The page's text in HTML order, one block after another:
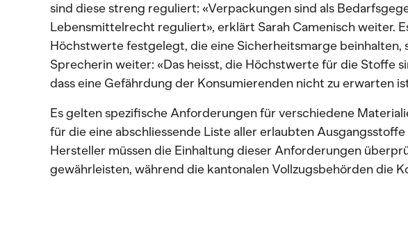
sind diese streng reguliert: «Verpackungen sind als
Lebensmittelrecht reguliert», erklärt Sarah Camenisch weiter.
Höchstwerte festgelegt, die eine Sicherheitsmarge beinhalten,
Sprecherin weiter: «Das heisst, die Höchstwerte für die Stoffe
dass eine Gefährdung der Konsumierenden nicht zu erwarten
Es gelten spezifische Anforderungen für verschiedene
für die eine abschliessende Liste aller erlaubten
Hersteller müssen die Einhaltung dieser Anforderungen
gewährleisten, während die kantonalen Vollzugsbehörden die